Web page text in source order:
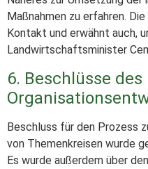
Maßnahmen zu erfahren.
Kontakt und erwähnt auch,
Landwirtschaftsminister
6. Beschlüsse des
Beschluss für den Prozess
von Themenkreisen wurde
Es wurde außerdem über